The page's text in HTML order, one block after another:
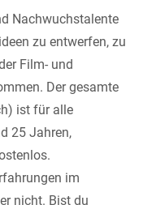
Nachwuchstalente
zu entwerfen, zu
Film- und
Der gesamte
ist für alle
25 Jahren,
im
nicht. Bist du